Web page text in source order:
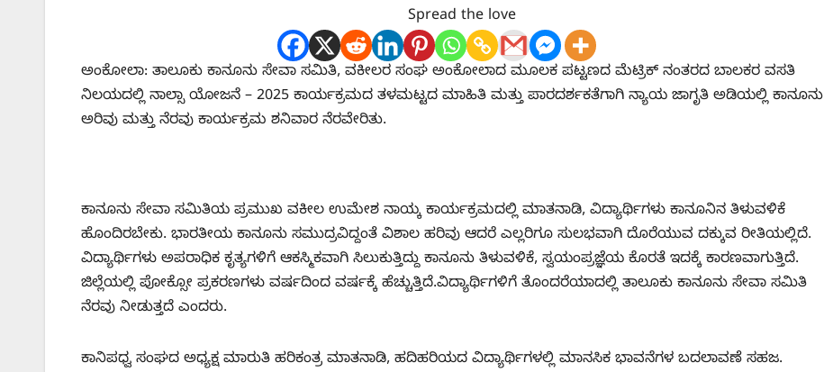
Spread the love
ಅಂಕೋಲಾ: ತಾಲೂಕು ಕಾನೂನು ಸೇವಾ ಸಮಿತಿ, ವಕೀಲರ ಸಂಘ ಅಂಕೋಲಾದ ಮೂಲಕ ಪಟ್ಟಣದ ಮೆಟ್ರಿಕ್ ನಂತರದ ಬಾಲಕರ ವಸತಿ
ನಿಲಯದಲ್ಲಿ ನಾಲ್ಸಾ ಯೋಜನೆ – 2025 ಕಾರ್ಯಕ್ರಮದ ತಳಮಟ್ಟದ ಮಾಹಿತಿ ಮತ್ತು ಪಾರದರ್ಶಕತೆಗಾಗಿ ನ್ಯಾಯ ಜಾಗೃತಿ ಅಡಿಯಲ್ಲಿ ಕಾನೂನು
ಅರಿವು ಮತ್ತು ನೆರವು ಕಾರ್ಯಕ್ರಮ ಶನಿವಾರ ನೆರವೇರಿತು.
ಕಾನೂನು ಸೇವಾ ಸಮಿತಿಯ ಪ್ರಮುಖ ವಕೀಲ ಉಮೇಶ ನಾಯ್ಕ ಕಾರ್ಯಕ್ರಮದಲ್ಲಿ ಮಾತನಾಡಿ, ವಿದ್ಯಾರ್ಥಿಗಳು ಕಾನೂನಿನ ತಿಳುವಳಿಕೆ
ಹೊಂದಿರಬೇಕು. ಭಾರತೀಯ ಕಾನೂನು ಸಮುದ್ರವಿದ್ದಂತೆ ವಿಶಾಲ ಹರಿವು ಆದರೆ ಎಲ್ಲರಿಗೂ ಸುಲಭವಾಗಿ ದೊರೆಯುವ ದಕ್ಕುವ ರೀತಿಯಲ್ಲಿದೆ.
ವಿದ್ಯಾರ್ಥಿಗಳು ಅಪರಾಧಿಕ ಕೃತ್ಯಗಳಿಗೆ ಆಕಸ್ಮಿಕವಾಗಿ ಸಿಲುಕುತ್ತಿದ್ದು ಕಾನೂನು ತಿಳುವಳಿಕೆ, ಸ್ವಯಂಪ್ರಜ್ಞೆಯ ಕೊರತೆ ಇದಕ್ಕೆ ಕಾರಣವಾಗುತ್ತಿದೆ.
ಜಿಲ್ಲೆಯಲ್ಲಿ ಪೋಕ್ಸೋ ಪ್ರಕರಣಗಳು ವರ್ಷದಿಂದ ವರ್ಷಕ್ಕೆ ಹೆಚ್ಚುತ್ತಿದೆ.ವಿದ್ಯಾರ್ಥಿಗಳಿಗೆ ತೊಂದರೆಯಾದಲ್ಲಿ ತಾಲೂಕು ಕಾನೂನು ಸೇವಾ ಸಮಿತಿ
ನೆರವು ನೀಡುತ್ತದೆ ಎಂದರು.
ಕಾನಿಪಧ್ವ ಸಂಘದ ಅಧ್ಯಕ್ಷ ಮಾರುತಿ ಹರಿಕಂತ್ರ ಮಾತನಾಡಿ, ಹದಿಹರಿಯದ ವಿದ್ಯಾರ್ಥಿಗಳಲ್ಲಿ ಮಾನಸಿಕ ಭಾವನೆಗಳ ಬದಲಾವಣೆ ಸಹಜ.